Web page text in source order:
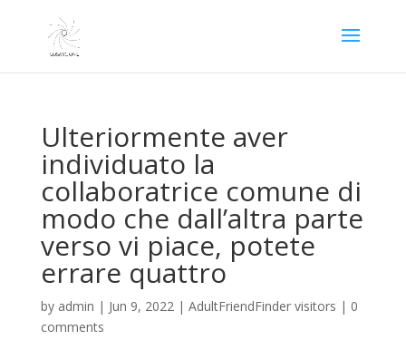
Ulteriormente aver
individuato la
collaboratrice comune di
modo che dall’altra parte
verso vi piace, potete
errare quattro
by admin | Jun 9, 2022| AdultFriendFinder visitors | 0
comments